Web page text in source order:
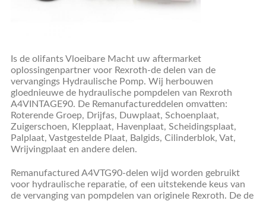
Is de olifants VloeibareMacht uw aftermarket
oplossingenpartner voor Rexroth-de delen van de
vervangings Hydraulische Pomp. Wij herbouwen
gloednieuwe de hydraulische pompdelen van Rexroth
A4VINTAGE90. De Remanufactureddelen omvatten:
Roterende Groep, Drijfas, Duwplaat, Schoenplaat,
Zuigerschoen, Klepplaat, Havenplaat, Scheidingsplaat,
Palplaat, Vastgestelde Plaat, Balgids, Cilinderblok, Vat,
Wrijvingplaat en andere delen.
Remanufactured A4VTG90-delen wijd worden gebruikt
voor hydraulische reparatie, of een uitstekende keus van
de vervanging van pompdelen van originele Rexroth. De de